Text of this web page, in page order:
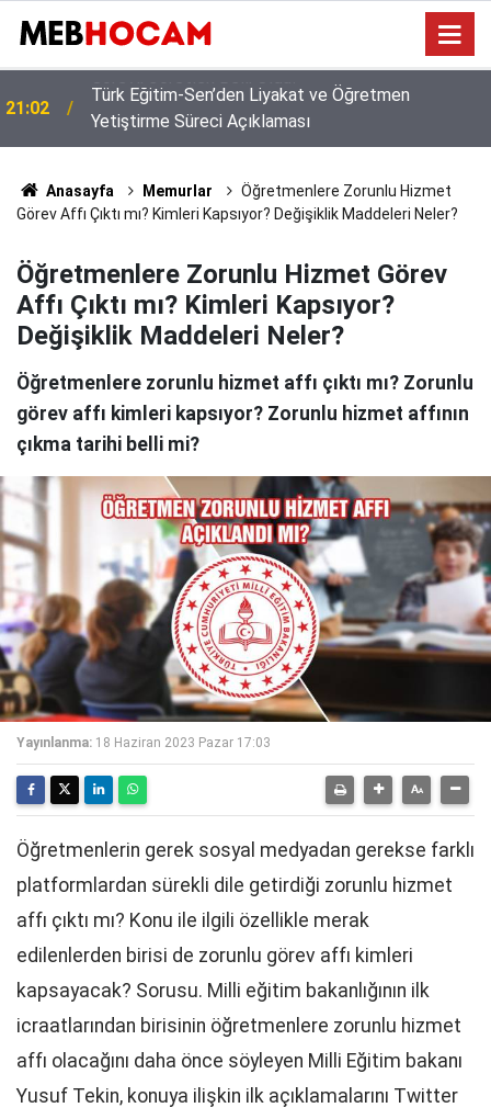
21:02
Türk Eğitim-Sen’den Liyakat ve Öğretmen
Yetiştirme Süreci Açıklaması
Anasayfa Memurlar
Öğretmenlere Zorunlu Hizmet
Görev Affı Çıktı mı? Kimleri Kapsıyor? Değişiklik Maddeleri Neler?
Öğretmenlere Zorunlu Hizmet Görev
Affı Çıktı mı? Kimleri Kapsıyor?
Değişiklik Maddeleri Neler?
Öğretmenlere zorunlu hizmet affı çıktı mı? Zorunlu
görev affı kimleri kapsıyor? Zorunlu hizmet affının
çıkma tarihi belli mi?
Yayınlanma: 18 Haziran 2023 Pazar 17:03
Öğretmenlerin gerek sosyal medyadan gerekse farklı
platformlardan sürekli dile getirdiği zorunlu hizmet
affı çıktı mı? Konu ile ilgili özellikle merak
edilenlerden birisi de zorunlu görev affı kimleri
kapsayacak? Sorusu. Milli eğitim bakanlığının ilk
icraatlarından birisinin öğretmenlere zorunlu hizmet
affı olacağını daha önce söyleyen Milli Eğitim bakanı
Yusuf Tekin, konuya ilişkin ilk açıklamalarını Twitter